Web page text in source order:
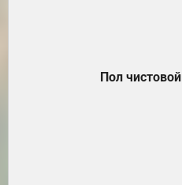
Пол чистовой